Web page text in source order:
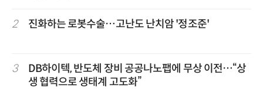
2 진화하는 로봇수술…고난도 난치암 '정조준'
3
DB하이텍, 반도체 장비 공공나노팹에 무상 이전…“상
생 협력으로 생태계 고도화”